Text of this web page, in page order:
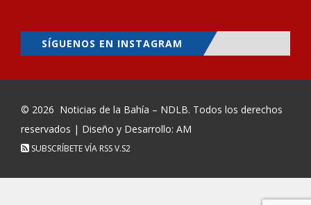
SÍGUENOS EN INSTAGRAM
© 2026 Noticias de la Bahía – NDLB. Todos los derechos
reservados | Diseño y Desarrollo: AM
SUBSCRÍBETE VÍA RSSV.S2